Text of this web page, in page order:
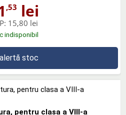
,53 lei
15,80 lei
indisponibil
alertă stoc
pentru clasa a VIII-a